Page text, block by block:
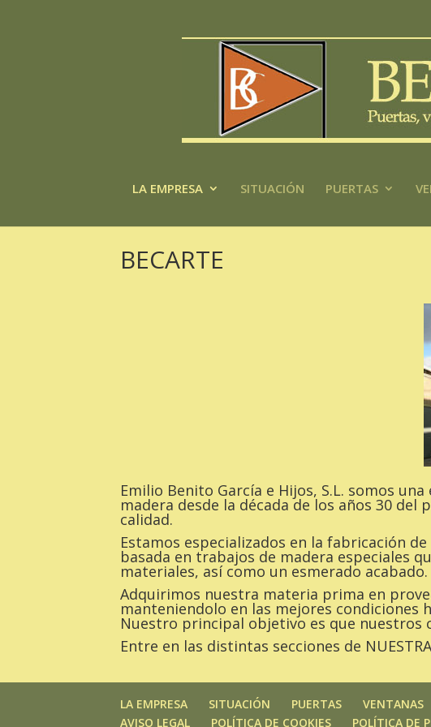
LA EMPRESA SITUACIÓN PUERTAS
BECARTE
Emilio Benito García e Hijos, S.L. somos
madera desde la década de los años 30
calidad.
Estamos especializados en la fabricación
basada en trabajos de madera especiales
materiales, así como un esmerado acabado.
Adquirimos nuestra materia prima en
manteniendolo en las mejores condiciones
Nuestro principal objetivo es que nuestros
Entre en las distintas secciones de NUESTRA
LA EMPRESA SITUACIÓN PUERTAS VENTANAS
AVISO LEGAL
POLÍTICA DE COOKIES POLÍTICA DE